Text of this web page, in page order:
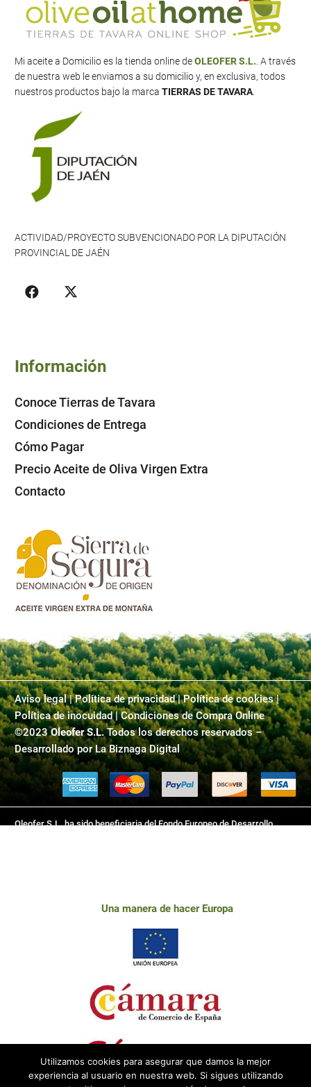
Mi aceite a Domicilio es la tienda online deOLEOFER S.L. . A través
de nuestra web le enviamos a su domicilio y, en exclusiva, todos
nuestros productos bajo la marca TIERRAS DE TAVARA
ACTIVIDAD/PROYECTO SUBVENCIONADO POR LA DIPUTACIÓN
PROVINCIAL DE JAÉN
Información
Conoce Tierras de Tavara
Condiciones de Entrega
Cómo Pagar
Precio Aceite de Oliva Virgen Extra
Contacto
Aviso legal|Política de privacidad|Política de cookies |
Política de inocuidad | Condiciones de Compra Online
©2023Oleofer S.L.Todos los derechos reservados –
Desarrollado porLa Biznaga Digital
Oleofer S.L. ha sido beneficiaria del Fondo Europeo de Desarrollo
Una manera de hacer Europa
Utilizamos cookies para asegurar que damos la mejor
experiencia al usuario en nuestra web. Si sigues utilizando